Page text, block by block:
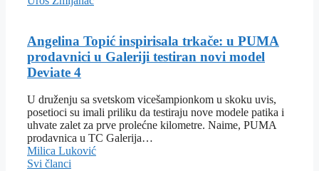
Angelina Topić inspirisala trkače: u PUMA
prodavnici u Galeriji testiran novi model
Deviate 4
U druženju sa svetskom vicešampionkom u skoku uvis,
posetioci su imali priliku da testiraju nove modele patika i
uhvate zalet za prve prolećne kilometre. Naime, PUMA
prodavnica u TC Galerija…
Milica Luković
Svi članci